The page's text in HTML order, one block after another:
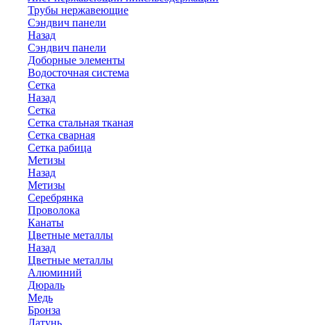
Трубы нержавеющие
Сэндвич панели
Назад
Сэндвич панели
Доборные элементы
Водосточная система
Сетка
Назад
Сетка
Сетка стальная тканая
Сетка сварная
Сетка рабица
Метизы
Назад
Метизы
Серебрянка
Проволока
Канаты
Цветные металлы
Назад
Цветные металлы
Алюминий
Дюраль
Медь
Бронза
Латунь